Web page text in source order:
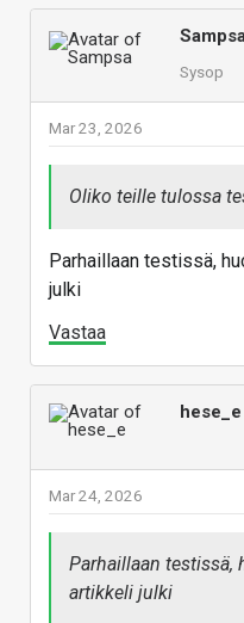
Sysop
Mar 23, 2026
Oliko teille tulossa
Parhaillaan testissä,
julki
Vastaa
hese_e
Mar 24, 2026
Parhaillaan
artikkeli julki